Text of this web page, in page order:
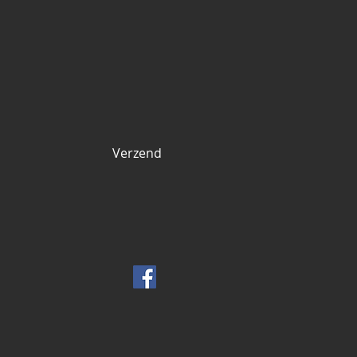
Verzend